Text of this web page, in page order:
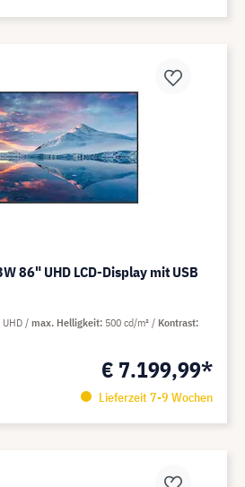
86" UHD LCD-Display mit USB
€ 7.199,99*
Lieferzeit 7-9 Wochen
max. Helligkeit 500 cd/m²
Kontrast